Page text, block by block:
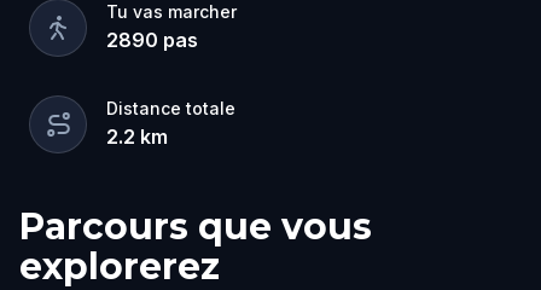
Tu vas marcher
2890 pas
Distance totale
2.2 km
Parcours que vous
explorerez
Départ
Arrivée